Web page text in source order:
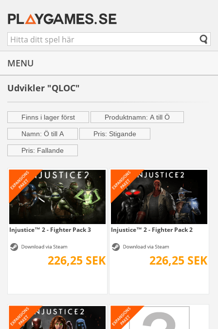
MENU
Udvikler "QLOC"
Finns i lager först Produktnamn: A till Ö
Namn: Ö till A Pris: Stigande
Pris: Fallande
Injustice™ 2 - Fighter Pack 3
226,25 SEK
Injustice™ 2 - Fighter Pack 2
226,25 SEK